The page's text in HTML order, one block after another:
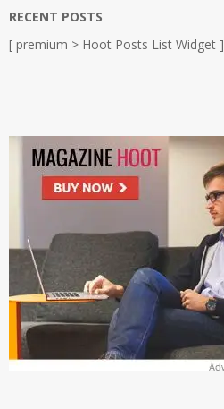
RECENT POSTS
[ premium > Hoot Posts List Widget ]